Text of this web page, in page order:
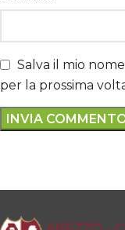
Salva il mio
per la prossima